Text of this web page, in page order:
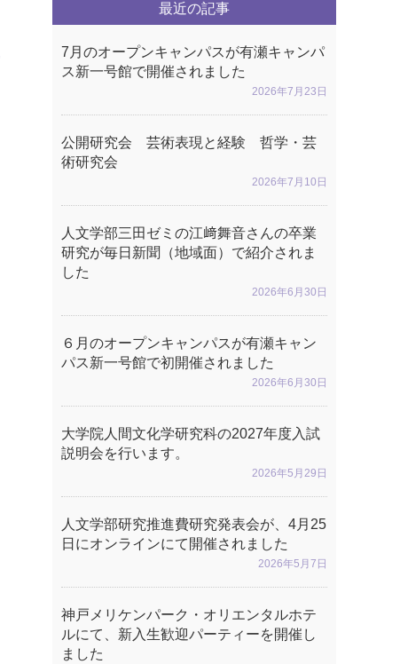
最近の記事
2026年7月23日
7月のオープンキャンパスが有瀬キャンパ
ス新一号館で開催されました
2026年7月10日
公開研究会 芸術表現と経験 哲学・芸
術研究会
2026年6月30日
人文学部三田ゼミの江﨑舞音さんの卒業
研究が毎日新聞（地域面）で紹介されま
した
2026年6月30日
６月のオープンキャンパスが有瀬キャン
パス新一号館で初開催されました
2026年5月29日
大学院人間文化学研究科の2027年度入試
説明会を行います。
2026年5月7日
人文学部研究推進費研究発表会が、4月25
日にオンラインにて開催されました
神戸メリケンパーク・オリエンタルホテ
ルにて、新入生歓迎パーティーを開催し
ました